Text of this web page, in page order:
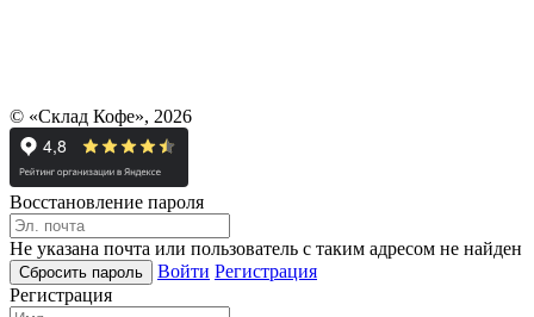
© «Склад Кофе», 2026
Восстановление пароля
Не указана почта или пользователь с таким адресом не найден
Войти Регистрация
Регистрация